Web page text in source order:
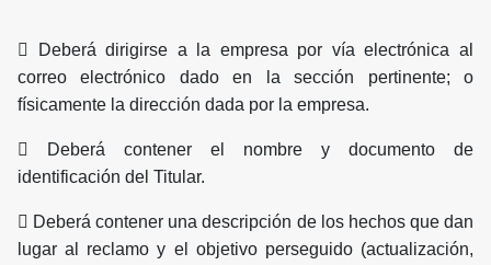
 Deberá dirigirse a la empresa por vía electrónica al
correo electrónico dado en la sección pertinente; o
físicamente la dirección dada por la empresa.
 Deberá contener el nombre y documento de
identificación del Titular.
 Deberá contener una descripción de los hechos que dan
lugar al reclamo y el objetivo perseguido (actualización,